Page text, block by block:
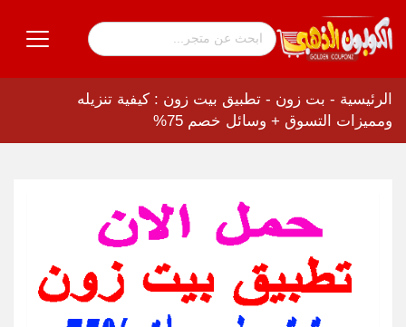
الرئيسية - بت زون - تطبيق بيت زون : كيفية تنزيله
ومميزات التسوق + وسائل خصم 75%